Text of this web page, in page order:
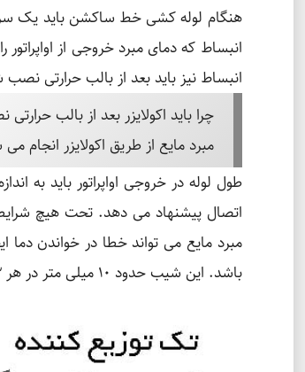
هنگام لوله کشی خط ساکشن باید یک
انبساط که دمای مبرد خروجی از
انبساط نیز باید بعد از بالب حرارتی
چرا باید اکولایزر بعد از بالب
مبرد مایع از طریق اکولایزر انجام
طول لوله در خروجی اواپراتور باید به
اتصال پیشنهاد می دهد. تحت هیچ
مبرد مایع می تواند خطا در خواندن
باشد. این شیب حدود 10 میلی متر در هر 3 متر است. باید توجه داشت که بالب حرارتی شیر انبساط باید با بست مسی نصب شده و به خوبی عایق شود.